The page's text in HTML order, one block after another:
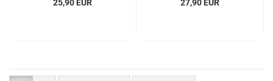
25,90 EUR
27,90 EUR